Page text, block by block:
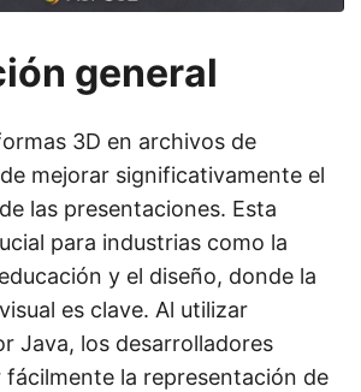
general
3D en archivos de
mejorar significativamente el
las presentaciones. Esta
para industrias como la
y el diseño, donde la
es clave. Al utilizar
Java, los desarrolladores
la representación de